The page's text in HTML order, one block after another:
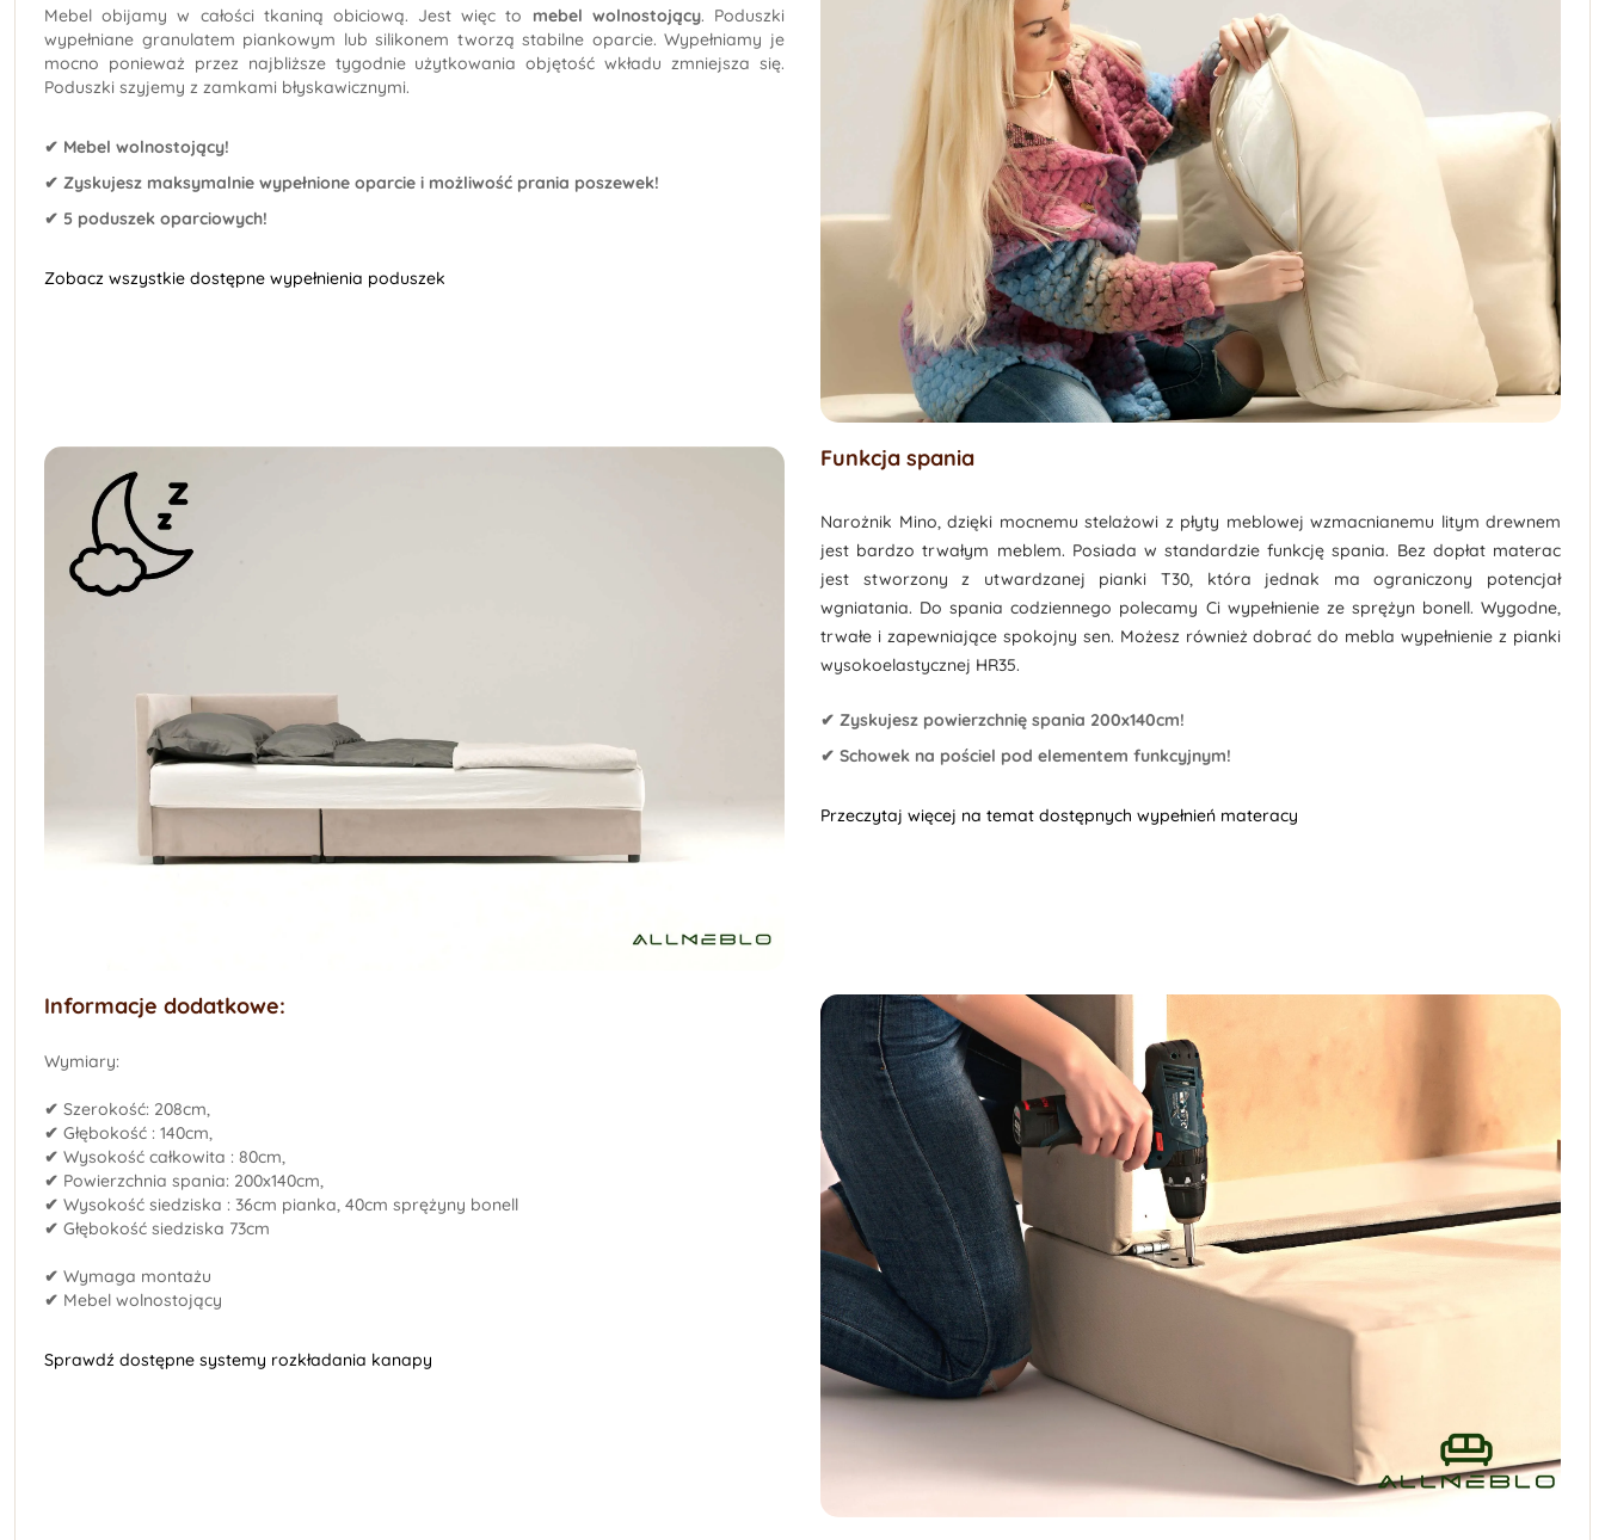
Mebel obijamy w całości tkaniną obiciową. Jest więc to mebel wolnostojący. Poduszki
wypełniane granulatem piankowym lub silikonem tworzą stabilne oparcie. Wypełniamy je
mocno ponieważ przez najbliższe tygodnie użytkowania objętość wkładu zmniejsza się.
Poduszki szyjemy z zamkami błyskawicznymi.
✔ Mebel wolnostojący!
✔ Zyskujesz maksymalnie wypełnione oparcie i możliwość prania poszewek!
✔ 5 poduszek oparciowych!
Zobacz wszystkie dostępne wypełnienia poduszek
Funkcja spania
Narożnik Mino, dzięki mocnemu stelażowi z płyty meblowej wzmacnianemu litym drewnem
jest bardzo trwałym meblem. Posiada w standardzie funkcję spania. Bez dopłat materac
jest stworzony z utwardzanej pianki T30, która jednak ma ograniczony potencjał
wgniatania. Do spania codziennego polecamy Ci wypełnienie ze sprężyn bonell. Wygodne,
trwałe i zapewniające spokojny sen. Możesz również dobrać do mebla wypełnienie z pianki
wysokoelastycznej HR35.
✔ Zyskujesz powierzchnię spania 200x140cm!
✔ Schowek na pościel pod elementem funkcyjnym!
Przeczytaj więcej na temat dostępnych wypełnień materacy
Informacje dodatkowe:
Wymiary:
✔ Szerokość: 208cm,
✔ Głębokość : 140cm,
✔ Wysokość całkowita : 80cm,
✔ Powierzchnia spania: 200x140cm,
✔ Wysokość siedziska : 36cm pianka, 40cm sprężyny bonell
✔ Głębokość siedziska 73cm
✔ Wymaga montażu
✔ Mebel wolnostojący
Sprawdź dostępne systemy rozkładania kanapy